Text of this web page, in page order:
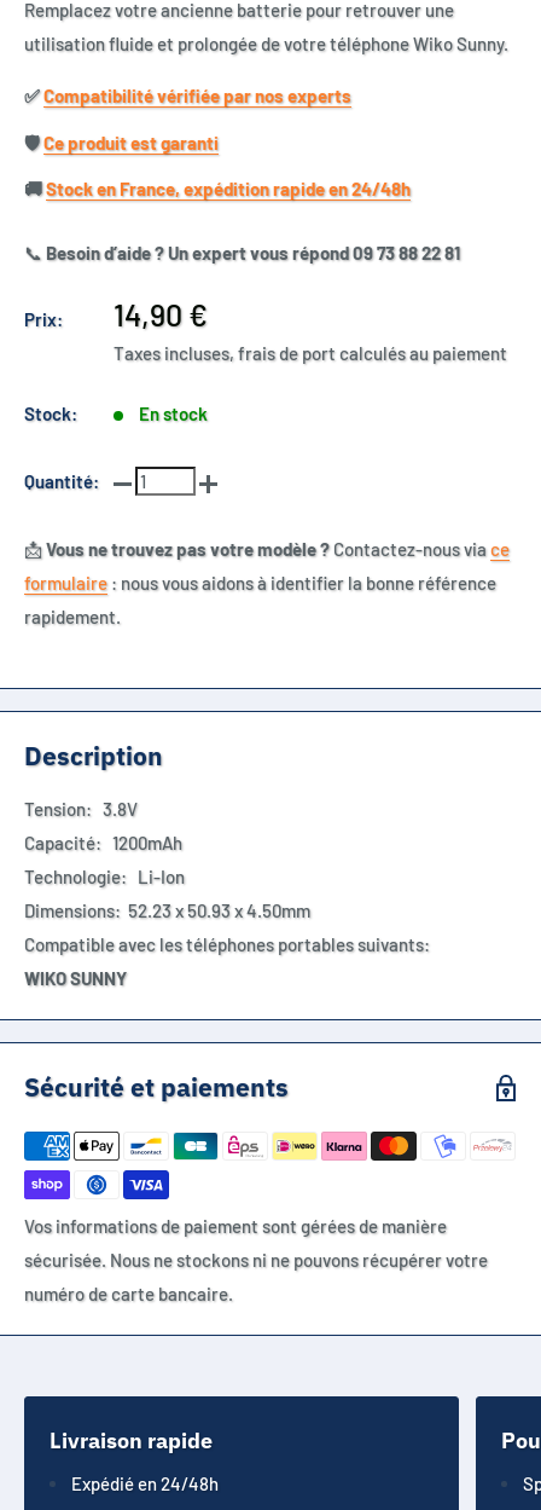
Remplacez votre ancienne batterie pour retrouver une
utilisation fluide et prolongée de votre téléphone Wiko Sunny.
✅​Compatibilité vérifiée par nos experts
🛡️​Ce produit est garanti
🚚​Stock en France, expédition rapide en 24/48h
📞 Besoin d’aide ? Un expert vous répond 09 73 88 22 81
Prix:
Prix
réduit
14,90 €
Taxes incluses, frais de port calculés au paiement
Stock: En stock
Quantité:
📩Vous ne trouvez pas votre modèle ?Contactez-nous viace
formulaire : nous vous aidons à identifier la bonne référence
rapidement.
Description
Tension: 3.8V
Capacité: 1200mAh
Technologie: Li-Ion
Dimensions: 52.23 x 50.93 x 4.50mm
Compatible avec les téléphones portables suivants:
WIKO SUNNY
Sécurité et paiements
Vos informations de paiement sont gérées de manière
sécurisée. Nous ne stockons ni ne pouvons récupérer votre
numéro de carte bancaire.
Livraison rapide
Expédié en 24/48h